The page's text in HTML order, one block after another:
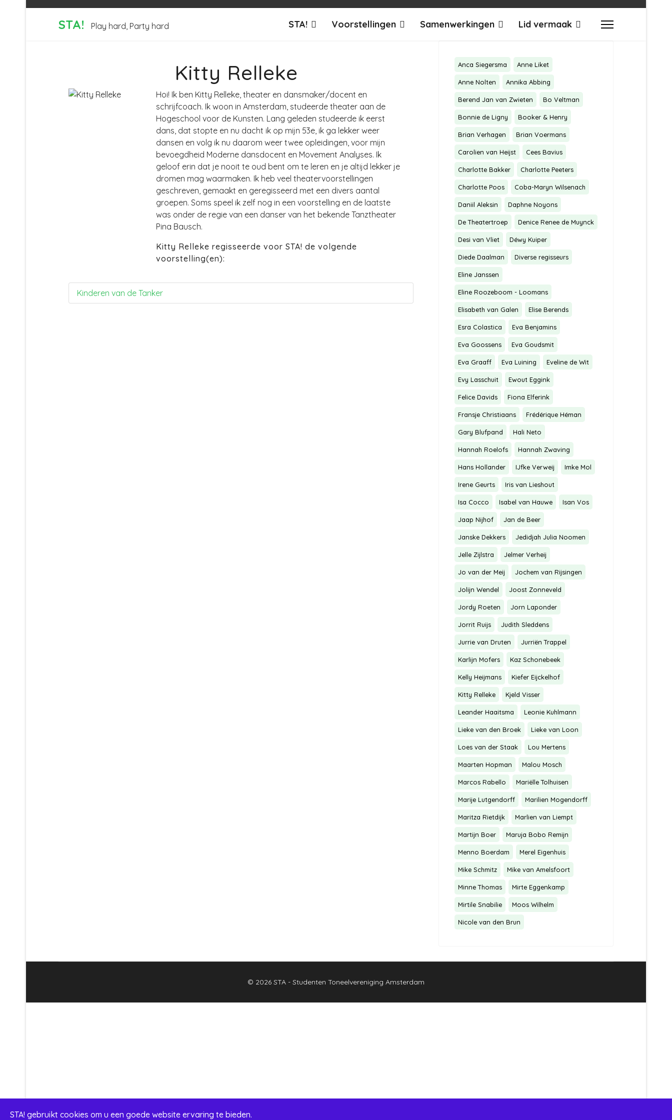
STA! Play hard, Party hard STA! Voorstellingen Samenwerkingen Lid vermaak
Kitty Relleke
Hoi! Ik ben Kitty Relleke, theater en dansmaker/docent en
schrijfcoach. Ik woon in Amsterdam, studeerde theater aan de
Hogeschool voor de Kunsten. Lang geleden studeerde ik eerst
dans, dat stopte en nu dacht ik op mijn 53e, ik ga lekker weer
dansen en volg ik nu daarom weer twee opleidingen, voor mijn
bevoegdheid Moderne dansdocent en Movement Analyses. Ik
geloof erin dat je nooit te oud bent om te leren en je altijd lekker je
dromen mag waarmaken. Ik heb veel theatervoorstellingen
geschreven, gemaakt en geregisseerd met een divers aantal
groepen. Soms speel ik zelf nog in een voorstelling en de laatste
was onder de regie van een danser van het bekende Tanztheater
Pina Bausch.
Kitty Relleke regisseerde voor STA! de volgende
voorstelling(en):
Kinderen van de Tanker
Anca Siegersma Anne Liket
Anne Nolten Annika Abbing
Berend Jan van Zwieten Bo Veltman
Bonnie de Ligny Booker & Henry
Brian Verhagen Brian Voermans
Carolien van Heijst Cees Bavius
Charlotte Bakker Charlotte Peeters
Charlotte Poos Coba-Maryn Wilsenach
Daniil Aleksin Daphne Noyons
De Theatertroep Denice Renee de Muynck
Desi van Vliet Déwy Kuiper
Diede Daalman Diverse regisseurs
Eline Janssen
Eline Roozeboom - Loomans
Elisabeth van Galen Elise Berends
Esra Colastica Eva Benjamins
Eva Goossens Eva Goudsmit
Eva Graaff Eva Luining Eveline de Wit
Evy Lasschuit Ewout Eggink
Felice Davids Fiona Elferink
Fransje Christiaans Frédérique Héman
Gary Blufpand Hali Neto
Hannah Roelofs Hannah Zwaving
Hans Hollander IJfke Verweij Imke Mol
Irene Geurts Iris van Lieshout
Isa Cocco Isabel van Hauwe Isan Vos
Jaap Nijhof Jan de Beer
Janske Dekkers Jedidjah Julia Noomen
Jelle Zijlstra Jelmer Verheij
Jo van der Meij Jochem van Rijsingen
Jolijn Wendel Joost Zonneveld
Jordy Roeten Jorn Laponder
Jorrit Ruijs Judith Sleddens
Jurrie van Druten Jurriën Trappel
Karlijn Mofers Kaz Schonebeek
Kelly Heijmans Kiefer Eijckelhof
Kitty Relleke Kjeld Visser
Leander Haaitsma Leonie Kuhlmann
Lieke van den Broek Lieke van Loon
Loes van der Staak Lou Mertens
Maarten Hopman Malou Mosch
Marcos Rabello Mariëlle Tolhuisen
Marije Lutgendorff Marilien Mogendorff
Maritza Rietdijk Marlien van Liempt
Martijn Boer Maruja Bobo Remijn
Menno Boerdam Merel Eigenhuis
Mike Schmitz Mike van Amelsfoort
Minne Thomas Mirte Eggenkamp
Mirtile Snabilie Moos Wilhelm
Nicole van den Brun
© 2026 STA - Studenten Toneelvereniging Amsterdam
STA! gebruikt cookies om u een goede website ervaring te bieden.